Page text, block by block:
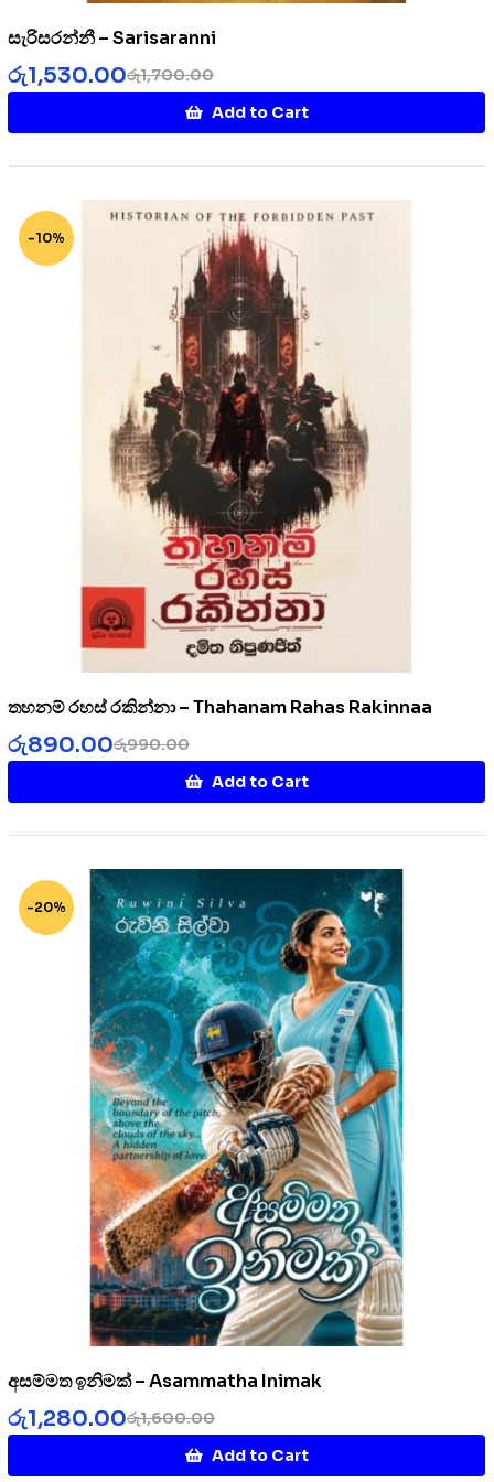
සැරිසරන්නී – Sarisaranni
රු1,700.00
රු1,530.00
Add to Cart
-10%
තහනම් රහස් රකින්නා – Thahanam Rahas Rakinnaa
රු990.00
රු890.00
Add to Cart
-20%
අසම්මත ඉනිමක් – Asammatha Inimak
රු1,600.00
රු1,280.00
Add to Cart